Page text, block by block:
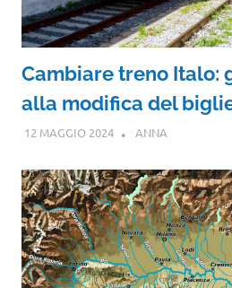
Cambiare treno Italo:
alla modifica del
12 MAGGIO 2024 ANNA